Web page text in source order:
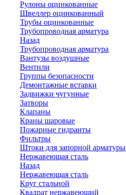
Рулоны оцинкованные
Швеллер оцинкованный
Трубы оцинкованные
Трубопроводная арматура
Назад
Трубопроводная арматура
Вантузы воздушные
Вентили
Группы безопасности
Демонтажные вставки
Задвижки чугунные
Затворы
Клапаны
Краны шаровые
Пожарные гидранты
Фильтры
Штоки для запорной арматуры
Нержавеющая сталь
Назад
Нержавеющая сталь
Круг стальной
Квадрат нержавеющий